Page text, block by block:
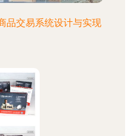
品交易系统设计与实现